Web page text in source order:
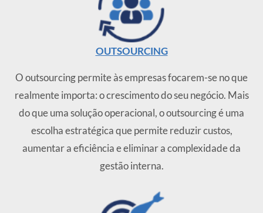
OUTSOURCING
O outsourcing permite às empresas focarem-se no que
realmente importa: o crescimento do seu negócio. Mais
do que uma solução operacional, o outsourcing é uma
escolha estratégica que permite reduzir custos,
aumentar a eficiência e eliminar a complexidade da
gestão interna.